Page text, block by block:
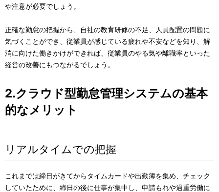
や注意が必要でしょう。
正確な勤怠の把握から、自社の教育研修の不足、人員配置の問題に
気づくことができ、従業員が感じている疲れや不安などを知り、解
消に向けた働きかけができれば、従業員のやる気や離職率といった
経営の改善にもつながるでしょう。
2.クラウド型勤怠管理システムの基本
的なメリット
リアルタイムでの把握
これまでは締日がきてからタイムカードや出勤簿を集め、チェック
していたために、締日の後に仕事が集中し、申請もれや過重労働に